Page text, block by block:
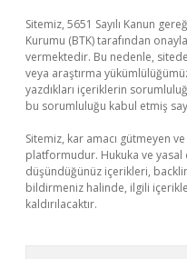
Sitemiz, 5651 Sayılı Kanun
Kurumu (BTK) tarafından
vermektedir. Bu nedenle,
veya araştırma
yazdıkları içeriklerin
bu sorumluluğu kabul etmiş
Sitemiz, kar amacı gütmeyen
platformudur. Hukuka ve yasal
düşündüğünüz içerikleri,
bildirmeniz halinde, ilgili
kaldırılacaktır.